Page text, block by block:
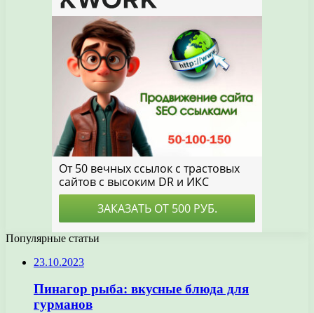
Популярные статьи
23.10.2023
Пинагор рыба: вкусные блюда для
гурманов